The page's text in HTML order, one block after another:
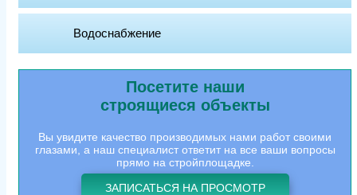
Водоснабжение
Посетите наши
строящиеся объекты
Вы увидите качество производимых нами работ своими
глазами, а наш специалист ответит на все ваши вопросы
прямо на стройплощадке.
ЗАПИСАТЬСЯ НА ПРОСМОТР